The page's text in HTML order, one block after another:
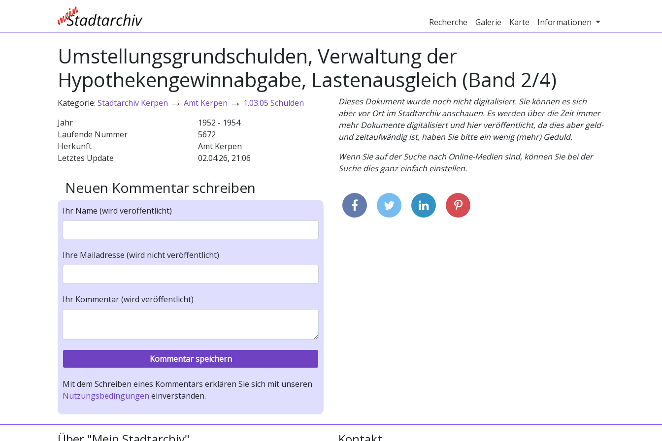
Recherche Galerie Karte Informationen
Umstellungsgrundschulden, Verwaltung der
Hypothekengewinnabgabe, Lastenausgleich (Band 2/4)
Kategorie: Stadtarchiv Kerpen → Amt Kerpen → 1.03.05 Schulden
Jahr
1952 - 1954
Laufende Nummer
5672
Herkunft
Amt Kerpen
Letztes Update
02.04.26, 21:06
Neuen Kommentar schreiben
Ihr Name (wird veröffentlicht)
Ihre Mailadresse (wird nicht veröffentlicht)
Ihr Kommentar (wird veröffentlicht)
Mit dem Schreiben eines Kommentars erklären Sie sich mit unseren
Nutzungsbedingungen einverstanden.
Dieses Dokument wurde noch nicht digitalisiert. Sie können es sich
aber vor Ort im Stadtarchiv anschauen. Es werden über die Zeit immer
mehr Dokumente digitalisiert und hier veröffentlicht, da dies aber geld-
und zeitaufwändig ist, haben Sie bitte ein wenig (mehr) Geduld.
Wenn Sie auf der Suche nach Online-Medien sind, können Sie bei der
Suche dies ganz einfach einstellen.